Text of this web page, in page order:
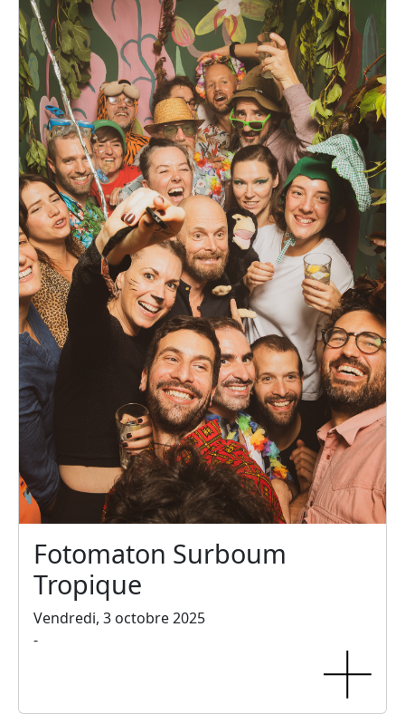
Fotomaton Surboum
Tropique
Vendredi, 3 octobre 2025
-